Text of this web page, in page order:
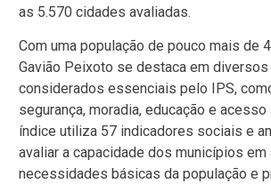
as 5.570 cidades avaliadas.
Com uma população de pouco mais de
Gavião Peixoto se destaca em
considerados essenciais pelo IPS,
segurança, moradia, educação e acesso
índice utiliza 57 indicadores sociais e
avaliar a capacidade dos municípios em
necessidades básicas da população e